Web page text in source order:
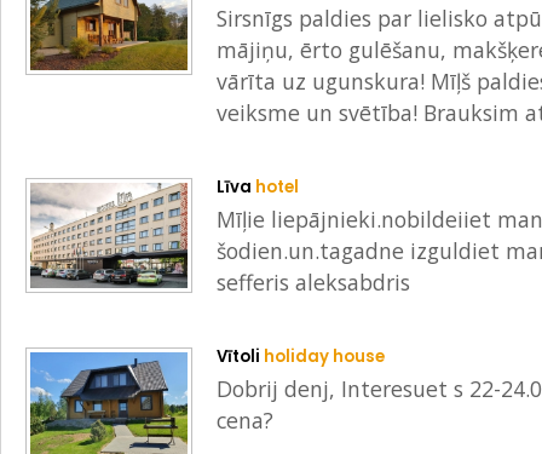
Sirsnīgs paldies par lielisko
mājiņu, ērto gulēšanu,
vārīta uz ugunskura! Mīļš
veiksme un svētība! Brauksim
Līva hotel
Mīļie liepājnieki.nobildeiiet
šodien.un.tagadne izguldiet
sefferis aleksabdris
Vītoli holiday house
Dobrij denj, Interesuet s 22-
cena?